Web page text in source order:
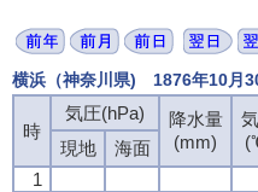
横浜（神奈川県) 1876年10月
時
気圧(hPa)
降水量
(mm)
現地
海面
1